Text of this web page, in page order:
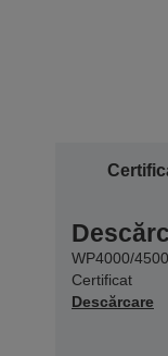
WP4000/
Certificat
Descărcare